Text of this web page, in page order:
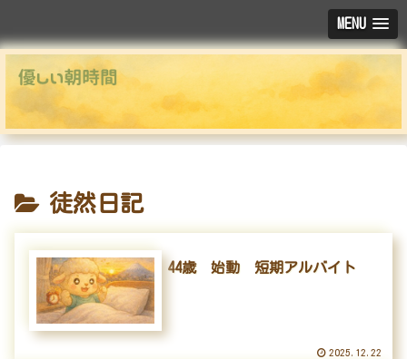
MENU
徒然日記
44歳 始動 短期アルバイト
2025.12.22